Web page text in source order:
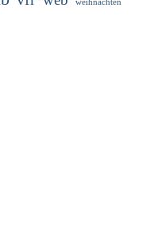
weihnachten